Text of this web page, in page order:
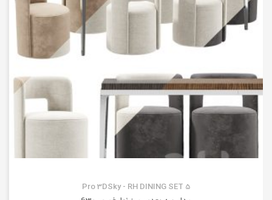
Pro 3DSky - RH DINING SET 5